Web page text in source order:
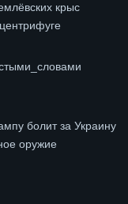
крыс
болит за Украину
оружие